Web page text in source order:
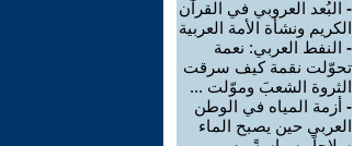
- البُعد العروبي في القرآن
الكريم ونشأة الأمة العربية
- النفط العربي: نعمة
تحوّلت نقمة كيف سرقت
الثروة الشعبَ وموّلت ...
- أزمة المياه في الوطن
العربي حين يصبح الماء